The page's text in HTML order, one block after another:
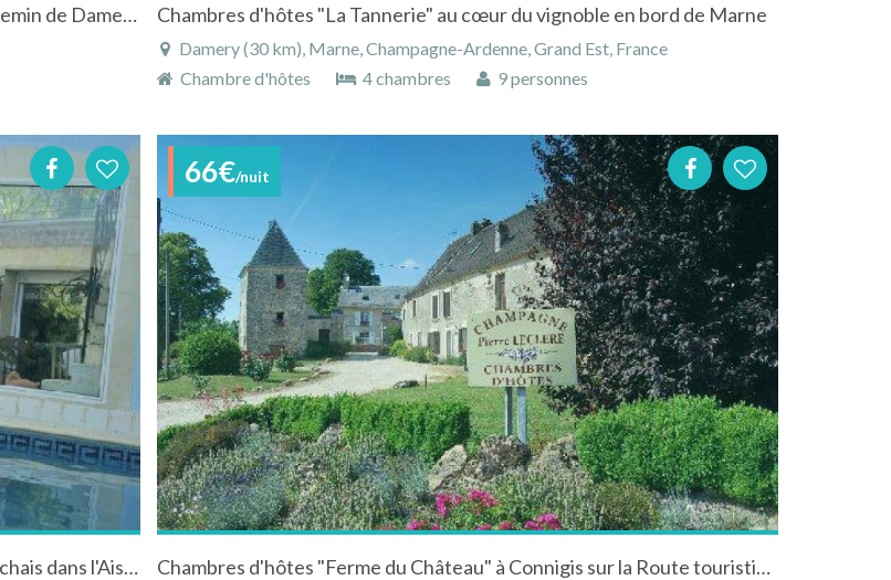
Chambres à la ferme Coucy le Chateau Laon Soissons Chemin de Dames Chauny calme Chambres d'hôtes "La Tannerie" au cœur du vignoble en bord de Marne
Damery (30 km), Marne, Champagne-Ardenne, Grand Est, France
Chambre d'hôtes
4 chambres 9 personnes
Chambre d'hôtes, Lofs, Roulotte "Le Grand Logis" à Marchais dans l'Aisne en Picardie
66€/nuit
Chambres d'hôtes "Ferme du Château" à Connigis sur la Route touristique du Champagne